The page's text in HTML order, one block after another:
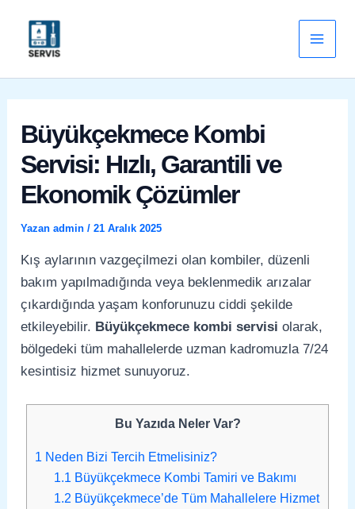
Main
Büyükçekmece Kombi
Servisi: Hızlı, Garantili ve
Ekonomik Çözümler
Yazan admin/21 Aralık 2025
Kış aylarının vazgeçilmezi olan kombiler, düzenli
bakım yapılmadığında veya beklenmedik arızalar
çıkardığında yaşam konforunuzu ciddi şekilde
etkileyebilir. Büyükçekmece kombi servisi olarak,
bölgedeki tüm mahallelerde uzman kadromuzla 7/24
kesintisiz hizmet sunuyoruz.
Bu Yazıda Neler Var?
1 Neden Bizi Tercih Etmelisiniz?
1.1 Büyükçekmece Kombi Tamiri ve Bakımı
1.2 Büyükçekmece’de Tüm Mahallelere Hizmet